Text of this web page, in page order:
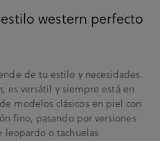
western perfecto
de tu estilo y necesidades.
es versátil y siempre está en
modelos clásicos en piel con
fino, pasando por versiones
o tachuelas